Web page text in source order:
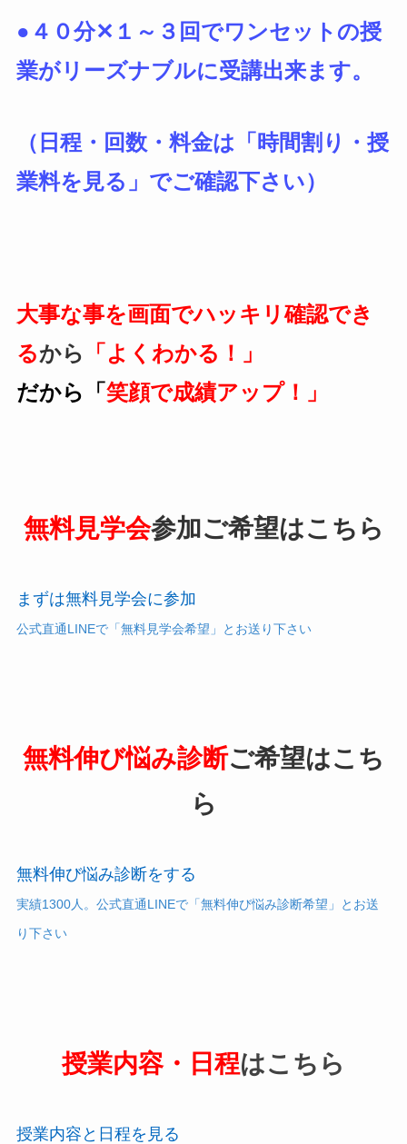
●４０分✕１～３回でワンセットの授
業がリーズナブルに受講出来ます。
（日程・回数・料金は「時間割り・授
業料を見る」でご確認下さい）
大事な事を画面でハッキリ確認でき
るから
「よくわかる！」
だから「 笑顔で成績アップ！」
無料見学会参加ご希望はこちら
まずは無料見学会に参加
公式直通LINEで「無料見学会希望」とお送り下さい
無料伸び悩み診断ご希望はこち
ら
無料伸び悩み診断をする
実績1300人。公式直通LINEで「無料伸び悩み診断希望」とお送
り下さい
授業内容・日程はこちら
授業内容と日程を見る